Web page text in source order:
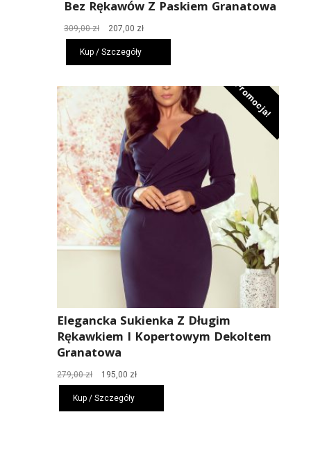
Bez Rękawów Z Paskiem Granatowa
309,00zł
Pierwotna
cena
wynosiła:
309,00 zł.
207,00 złAktualna
cena
207,00 zł.
Kup / Szczegóły
Promocja!
Elegancka Sukienka Z Długim
Rękawkiem I Kopertowym Dekoltem
Granatowa
279,00zł
Pierwotna
cena
wynosiła:
279,00 zł.
195,00 złAktualna
cena
195,00 zł.
Kup / Szczegóły